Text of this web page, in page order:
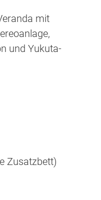
mit
und Yukuta-
Zusatzbett)